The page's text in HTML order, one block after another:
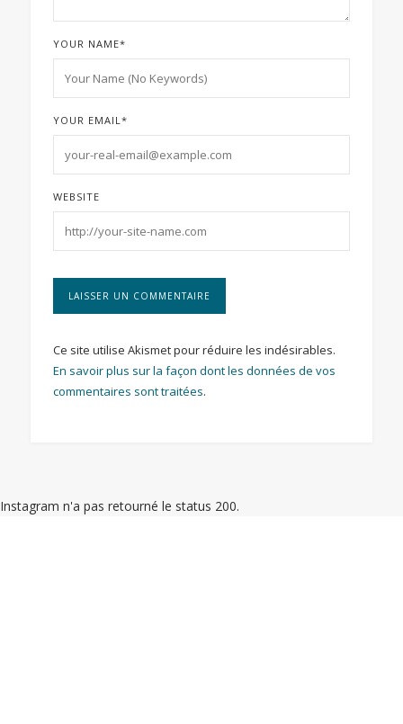
YOUR NAME*
YOUR EMAIL*
WEBSITE
Ce site utilise Akismet pour réduire les indésirables.
En savoir plus sur la façon dont les données de vos
commentaires sont traitées.
Instagram n'a pas retourné le status 200.